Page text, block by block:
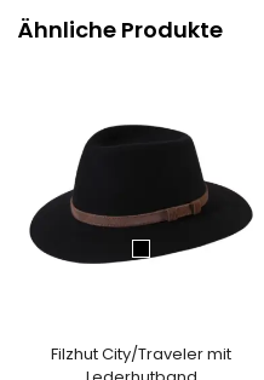
Ähnliche Produkte
Filzhut City/Traveler mit